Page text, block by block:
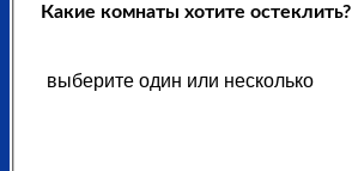
Какие комнаты хотите остеклить?
выберите один или несколько